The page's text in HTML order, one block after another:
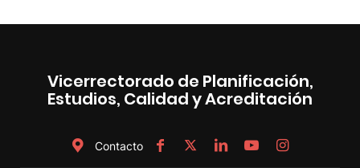
Vicerrectorado de Planificación,
Estudios, Calidad y Acreditación
Contacto